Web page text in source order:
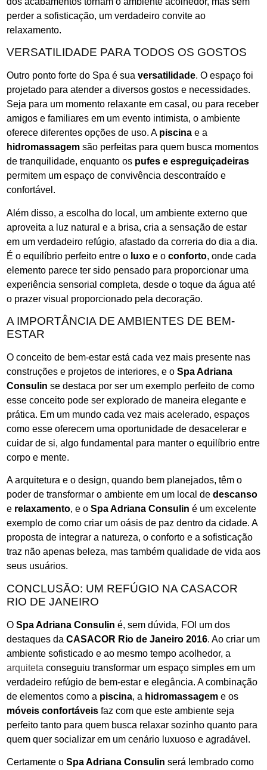
perder a sofisticação, um verdadeiro convite ao
relaxamento.
VERSATILIDADE PARA TODOS OS GOSTOS
Outro ponto forte do Spa é sua versatilidade. O espaço foi
projetado para atender a diversos gostos e necessidades.
Seja para um momento relaxante em casal, ou para receber
amigos e familiares em um evento intimista, o ambiente
oferece diferentes opções de uso. A piscina e a
hidromassagem são perfeitas para quem busca momentos
de tranquilidade, enquanto os pufes e espreguiçadeiras
permitem um espaço de convivência descontraído e
confortável.
Além disso, a escolha do local, um ambiente externo que
aproveita a luz natural e a brisa, cria a sensação de estar
em um verdadeiro refúgio, afastado da correria do dia a dia.
É o equilíbrio perfeito entre o luxo e o conforto, onde cada
elemento parece ter sido pensado para proporcionar uma
experiência sensorial completa, desde o toque da água até
o prazer visual proporcionado pela decoração.
A IMPORTÂNCIA DE AMBIENTES DE BEM-
ESTAR
O conceito de bem-estar está cada vez mais presente nas
construções e projetos de interiores, e o Spa Adriana
Consulin se destaca por ser um exemplo perfeito de como
esse conceito pode ser explorado de maneira elegante e
prática. Em um mundo cada vez mais acelerado, espaços
como esse oferecem uma oportunidade de desacelerar e
cuidar de si, algo fundamental para manter o equilíbrio entre
corpo e mente.
A arquitetura e o design, quando bem planejados, têm o
poder de transformar o ambiente em um local de descanso
e relaxamento, e o Spa Adriana Consulin é um excelente
exemplo de como criar um oásis de paz dentro da cidade. A
proposta de integrar a natureza, o conforto e a sofisticação
traz não apenas beleza, mas também qualidade de vida aos
seus usuários.
CONCLUSÃO: UM REFÚGIO NA CASACOR
RIO DE JANEIRO
O Spa Adriana Consulin é, sem dúvida, FOI um dos
destaques da CASACOR Rio de Janeiro 2016. Ao criar um
ambiente sofisticado e ao mesmo tempo acolhedor, a
arquiteta conseguiu transformar um espaço simples em um
verdadeiro refúgio de bem-estar e elegância. A combinação
de elementos como a piscina, a hidromassagem e os
móveis confortáveis faz com que este ambiente seja
perfeito tanto para quem busca relaxar sozinho quanto para
quem quer socializar em um cenário luxuoso e agradável.
Certamente o Spa Adriana Consulin será lembrado como